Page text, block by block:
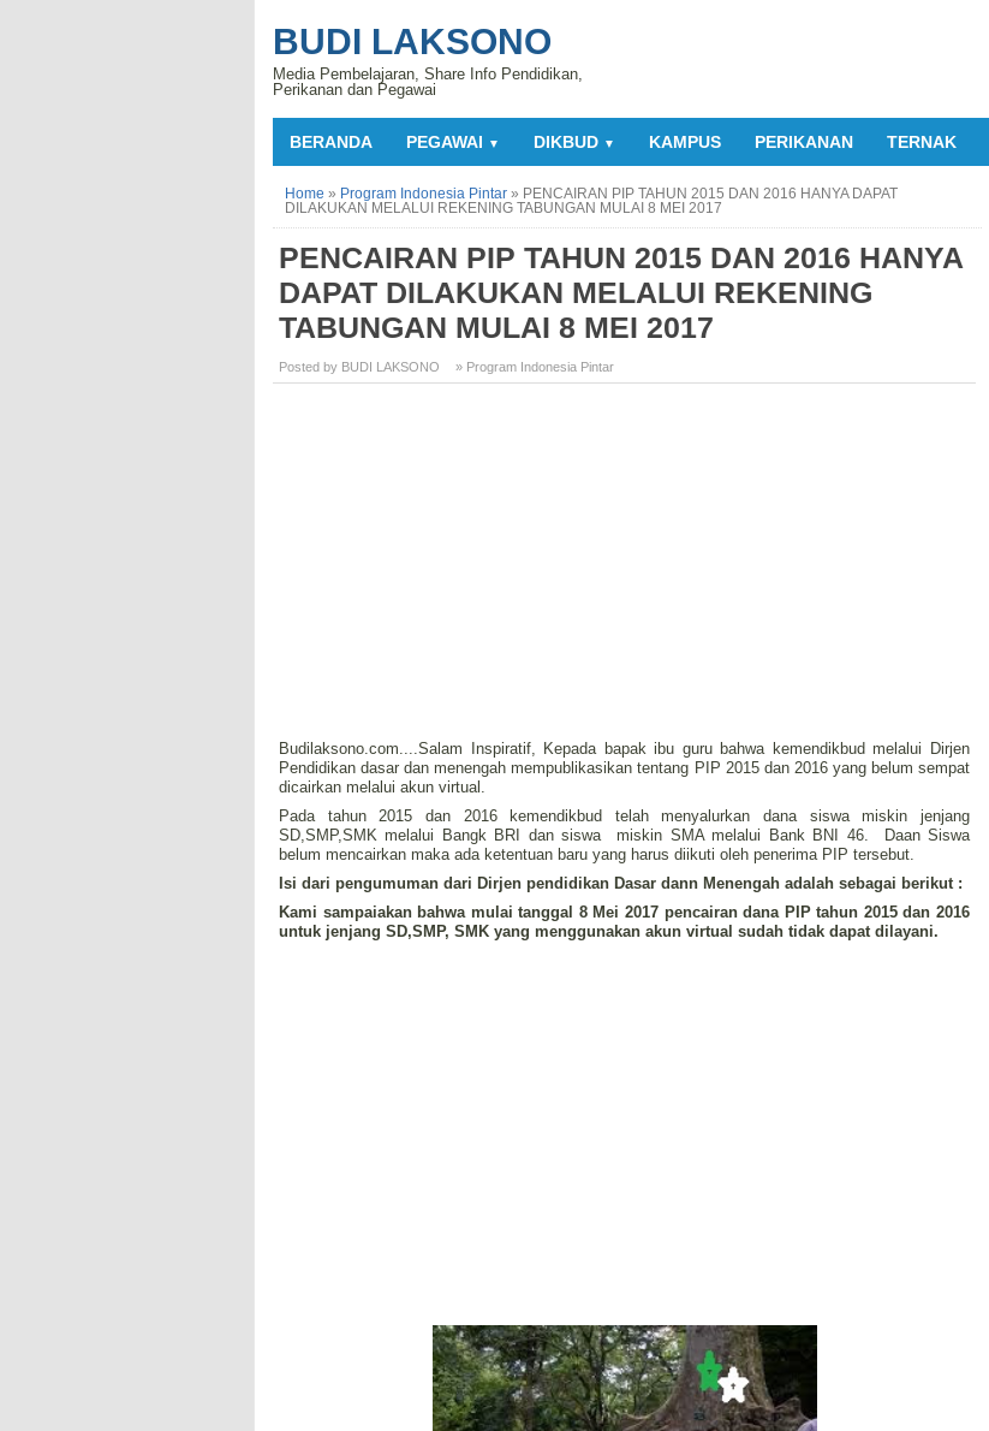
BUDI LAKSONO
Media Pembelajaran, Share Info Pendidikan,
Perikanan dan Pegawai
BERANDA PEGAWAI ▼ DIKBUD ▼ KAMPUS PERIKANAN TERNAK
Home » Program Indonesia Pintar » PENCAIRAN PIP TAHUN 2015 DAN 2016 HANYA DAPAT
DILAKUKAN MELALUI REKENING TABUNGAN MULAI 8 MEI 2017
PENCAIRAN PIP TAHUN 2015 DAN 2016 HANYA
DAPAT DILAKUKAN MELALUI REKENING
TABUNGAN MULAI 8 MEI 2017
Posted by BUDI LAKSONO » Program Indonesia Pintar
Budilaksono.com....Salam Inspiratif, Kepada bapak ibu guru bahwa kemendikbud melalui Dirjen
Pendidikan dasar dan menengah mempublikasikan tentang PIP 2015 dan 2016 yang belum sempat
dicairkan melalui akun virtual.
Pada tahun 2015 dan 2016 kemendikbud telah menyalurkan dana siswa miskin jenjang
SD,SMP,SMK melalui Bangk BRI dan siswa miskin SMA melalui Bank BNI 46. Daan Siswa
belum mencairkan maka ada ketentuan baru yang harus diikuti oleh penerima PIP tersebut.
Isi dari pengumuman dari Dirjen pendidikan Dasar dann Menengah adalah sebagai berikut :
Kami sampaiakan bahwa mulai tanggal 8 Mei 2017 pencairan dana PIP tahun 2015 dan 2016
untuk jenjang SD,SMP, SMK yang menggunakan akun virtual sudah tidak dapat dilayani.